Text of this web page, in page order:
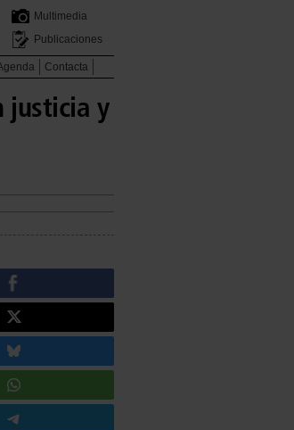
Multimedia
Publicaciones
Contacta
justicia y